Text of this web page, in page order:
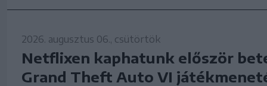
2026. augusztus 06., csütörtök
Netflixen kaphatunk először
Grand Theft Auto VI